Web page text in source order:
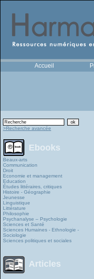
Accueil
>Recherche avancée
Ebooks
Beaux-arts
Communication
Droit
Economie et management
Education
Études littéraires, critiques
Histoire - Géographie
Jeunesse
Linguistique
Littérature
Philosophie
Psychanalyse – Psychologie
Sciences et Santé
Sciences Humaines - Ethnologie -
Sociologie
Sciences politiques et sociales
Articles